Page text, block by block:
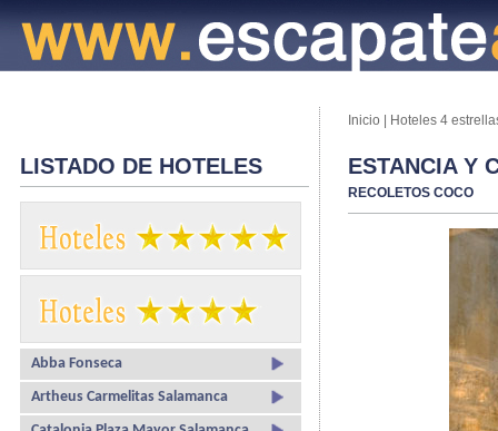
LISTADO DE HOTELES
Abba Fonseca
Artheus Carmelitas Salamanca
Inicio Hoteles 4
ESTANCIA Y
RECOLETOS COCO